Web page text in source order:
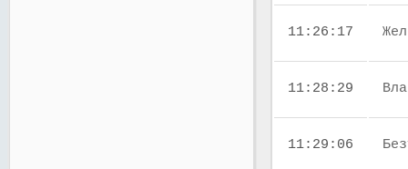
11:26:17
11:28:29
11:29:06